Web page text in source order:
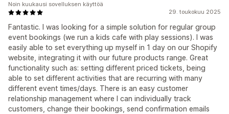
29. toukokuu 2025
Fantastic. I was looking for a simple solution for regular group
event bookings (we run a kids cafe with play sessions). I was
easily able to set everything up myself in 1 day on our Shopify
website, integrating it with our future products range. Great
functionality such as: setting different priced tickets, being
able to set different activities that are recurring with many
different event times/days. There is an easy customer
relationship management where I can individually track
customers, change their bookings, send confirmation emails
Noin kuukausi sovelluksen käyttöä